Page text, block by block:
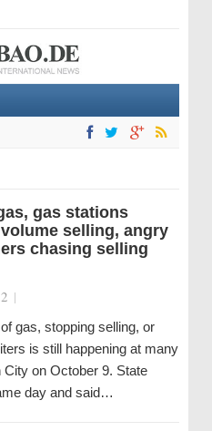
gas stations
selling, angry
chasing selling
|
gas, stopping selling, or
is still happening at many
on October 9. State
day and said…